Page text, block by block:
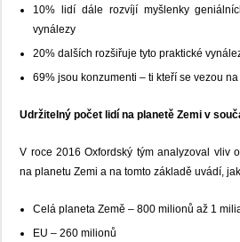
10% lidí dále rozvíjí myšlenky
vynálezy
20% dalších rozšiřuje tyto praktické
69% jsou konzumenti – ti kteří se vezou
Udržitelný počet lidí na planetě Zemi v
V roce 2016 Oxfordský tým analyzoval vliv
na planetu Zemi a na tomto základě uvádí,
Celá planeta Země – 800 milionů až 1
EU – 260 milionů